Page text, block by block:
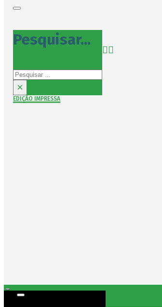
Pesquisar...
Pesquisar
×
EDIÇÃO IMPRESSA